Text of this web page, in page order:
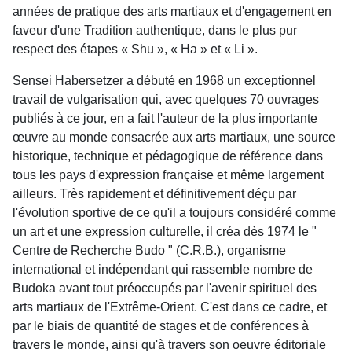
années de pratique des arts martiaux et d'engagement en
faveur d'une Tradition authentique, dans le plus pur
respect des étapes « Shu », « Ha » et « Li ».
Sensei Habersetzer a débuté en 1968 un exceptionnel
travail de vulgarisation qui, avec quelques 70 ouvrages
publiés à ce jour, en a fait l'auteur de la plus importante
œuvre au monde consacrée aux arts martiaux, une source
historique, technique et pédagogique de référence dans
tous les pays d'expression française et même largement
ailleurs. Très rapidement et définitivement déçu par
l'évolution sportive de ce qu'il a toujours considéré comme
un art et une expression culturelle, il créa dès 1974 le "
Centre de Recherche Budo " (C.R.B.), organisme
international et indépendant qui rassemble nombre de
Budoka avant tout préoccupés par l'avenir spirituel des
arts martiaux de l'Extrême-Orient. C'est dans ce cadre, et
par le biais de quantité de stages et de conférences à
travers le monde, ainsi qu'à travers son oeuvre éditoriale